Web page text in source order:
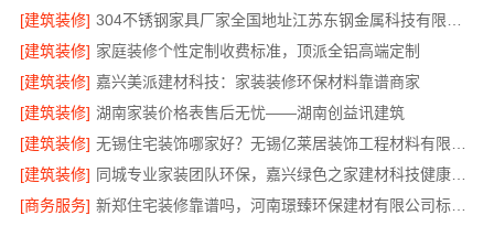
[建筑装修]
[建筑装修] 家庭装修个性定制收费标准，顶派全铝高端定制
[建筑装修] 嘉兴美派建材科技：家装装修环保材料靠谱商家
[建筑装修] 湖南家装价格表售后无忧——湖南创益讯建筑
[建筑装修]
[建筑装修]
同城专业家装团队环保，嘉兴绿色之家建材科技健康居家
[商务服务]
新郑住宅装修靠谱吗，河南璟臻环保建材有限公司标准化施工